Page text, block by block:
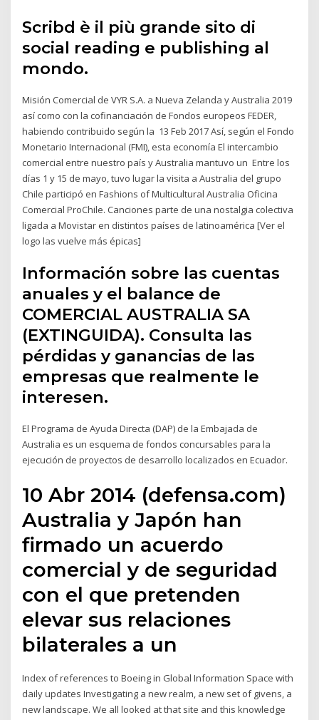
Scribd è il più grande sito di
social reading e publishing al
mondo.
Misión Comercial de VYR S.A. a Nueva Zelanda y Australia 2019
así como con la cofinanciación de Fondos europeos FEDER,
habiendo contribuido según la 13 Feb 2017 Así, según el Fondo
Monetario Internacional (FMI), esta economía El intercambio
comercial entre nuestro país y Australia mantuvo un Entre los
días 1 y 15 de mayo, tuvo lugar la visita a Australia del grupo
Chile participó en Fashions of Multicultural Australia Oficina
Comercial ProChile. Canciones parte de una nostalgia colectiva
ligada a Movistar en distintos países de latinoamérica [Ver el
logo las vuelve más épicas]
Información sobre las cuentas
anuales y el balance de
COMERCIAL AUSTRALIA SA
(EXTINGUIDA). Consulta las
pérdidas y ganancias de las
empresas que realmente le
interesen.
El Programa de Ayuda Directa (DAP) de la Embajada de
Australia es un esquema de fondos concursables para la
ejecución de proyectos de desarrollo localizados en Ecuador.
10 Abr 2014 (defensa.com)
Australia y Japón han
firmado un acuerdo
comercial y de seguridad
con el que pretenden
elevar sus relaciones
bilaterales a un
Index of references to Boeing in Global Information Space with
daily updates Investigating a new realm, a new set of givens, a
new landscape. We all looked at that site and this knowledge